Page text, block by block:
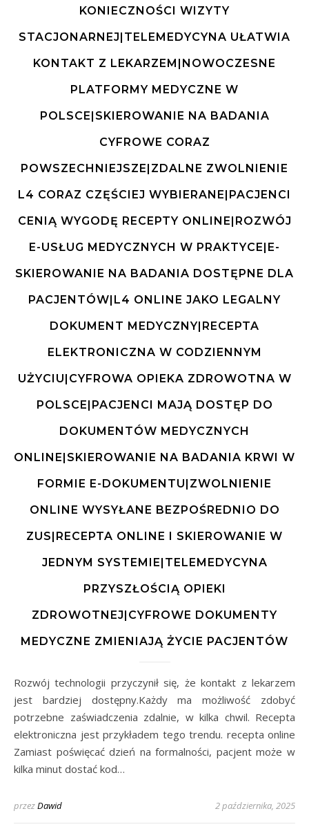
KONIECZNOŚCI WIZYTY
STACJONARNEJ|TELEMEDYCYNA UŁATWIA
KONTAKT Z LEKARZEM|NOWOCZESNE
PLATFORMY MEDYCZNE W
POLSCE|SKIEROWANIE NA BADANIA
CYFROWE CORAZ
POWSZECHNIEJSZE|ZDALNE ZWOLNIENIE
L4 CORAZ CZĘŚCIEJ WYBIERANE|PACJENCI
CENIĄ WYGODĘ RECEPTY ONLINE|ROZWÓJ
E-USŁUG MEDYCZNYCH W PRAKTYCE|E-
SKIEROWANIE NA BADANIA DOSTĘPNE DLA
PACJENTÓW|L4 ONLINE JAKO LEGALNY
DOKUMENT MEDYCZNY|RECEPTA
ELEKTRONICZNA W CODZIENNYM
UŻYCIU|CYFROWA OPIEKA ZDROWOTNA W
POLSCE|PACJENCI MAJĄ DOSTĘP DO
DOKUMENTÓW MEDYCZNYCH
ONLINE|SKIEROWANIE NA BADANIA KRWI W
FORMIE E-DOKUMENTU|ZWOLNIENIE
ONLINE WYSYŁANE BEZPOŚREDNIO DO
ZUS|RECEPTA ONLINE I SKIEROWANIE W
JEDNYM SYSTEMIE|TELEMEDYCYNA
PRZYSZŁOŚCIĄ OPIEKI
ZDROWOTNEJ|CYFROWE DOKUMENTY
MEDYCZNE ZMIENIAJĄ ŻYCIE PACJENTÓW
Rozwój technologii przyczynił się, że kontakt z lekarzem
jest bardziej dostępny.Każdy ma możliwość zdobyć
potrzebne zaświadczenia zdalnie, w kilka chwil. Recepta
elektroniczna jest przykładem tego trendu. recepta online
Zamiast poświęcać dzień na formalności, pacjent może w
kilka minut dostać kod…
przezDawid 2 października, 2025